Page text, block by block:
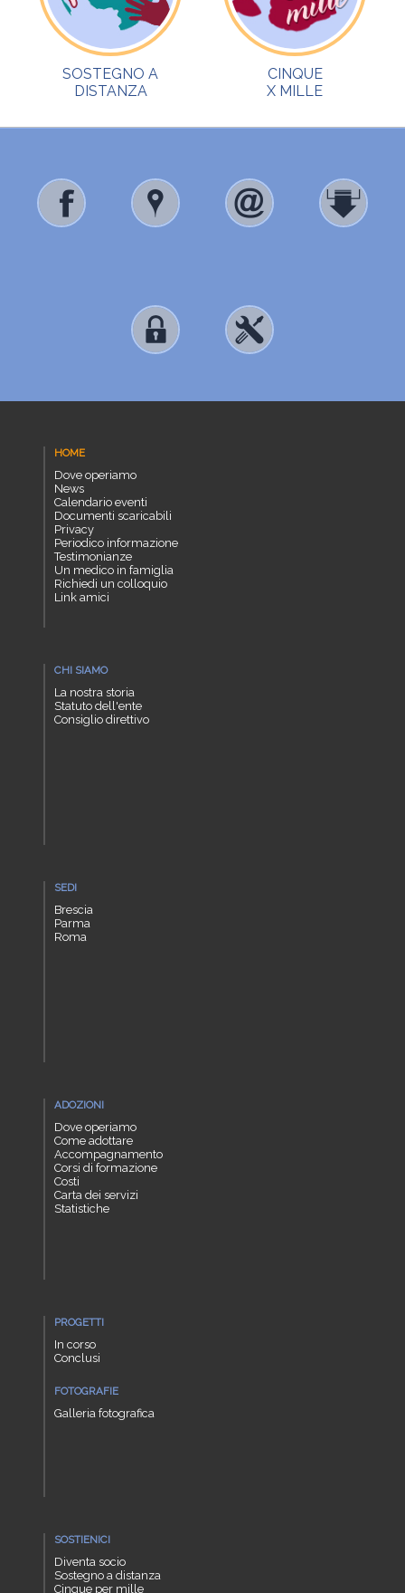
SOSTEGNO A
DISTANZA
CINQUE
X MILLE
HOME
Dove operiamo
News
Calendario eventi
Documenti scaricabili
Privacy
Periodico informazione
Testimonianze
Un medico in famiglia
Richiedi un colloquio
Link amici
CHI SIAMO
La nostra storia
Statuto dell'ente
Consiglio direttivo
SEDI
Brescia
Parma
Roma
ADOZIONI
Dove operiamo
Come adottare
Accompagnamento
Corsi di formazione
Costi
Carta dei servizi
Statistiche
PROGETTI
In corso
Conclusi
FOTOGRAFIE
Galleria fotografica
SOSTIENICI
Diventa socio
Sostegno a distanza
Cinque per mille